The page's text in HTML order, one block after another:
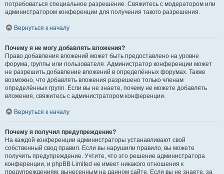
потребоваться специальное разрешение. Свяжитесь с модератором или
администратором конференции для получения такого разрешения.
Вернуться к началу
Почему я не могу добавлять вложения?
Право добавления вложений может быть предоставлено на уровне
форума, группы или пользователя. Администратор конференции может
не разрешить добавление вложений в определённых форумах. Также
возможно, что добавлять вложения разрешено только членам
определённых групп. Если вы не знаете, почему не можете добавлять
вложения, свяжитесь с администратором конференции.
Вернуться к началу
Почему я получил предупреждение?
На каждой конференции администраторы устанавливают свой
собственный свод правил. Если вы нарушили правило, вы можете
получить предупреждение. Учтите, что это решение администратора
конференции, и phpBB Limited не имеет никакого отношения к
предупреждениям, вынесенным на данном сайте. Если вы не знаете, за